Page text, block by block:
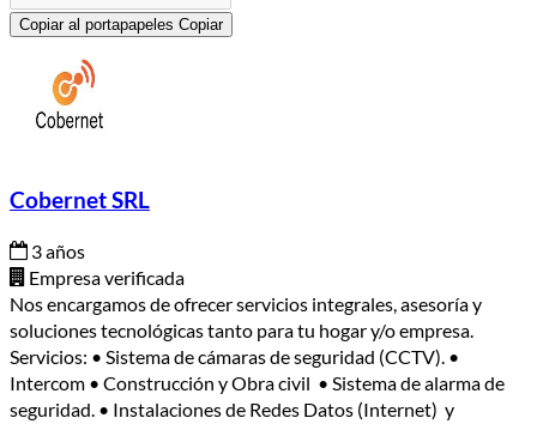
Copiar al portapapeles Copiar
Cobernet SRL
3 años
Empresa verificada
Nos encargamos de ofrecer servicios integrales, asesoría y
soluciones tecnológicas tanto para tu hogar y/o empresa.
Servicios: • Sistema de cámaras de seguridad (CCTV). •
Intercom • Construcción y Obra civil • Sistema de alarma de
seguridad. • Instalaciones de Redes Datos (Internet) y